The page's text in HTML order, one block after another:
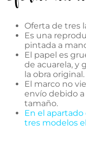
Oferta de tres
Es una
pintada a
El papel es
de acuarela, y
la obra original.
El marco no
envío debido a
tamaño.
En el
tres modelos